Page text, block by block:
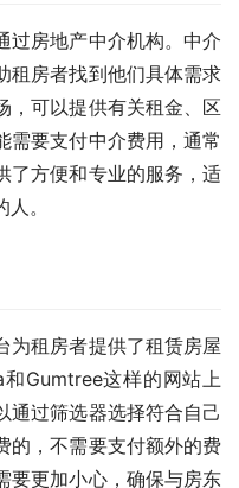
过房地产中介机构。中介
租房者找到他们具体需求
，可以提供有关租金、区
需要支付中介费用，通常
了方便和专业的服务，适
。
为租房者提供了租赁房屋
Gumtree这样的网站上
通过筛选器选择符合自己
的，不需要支付额外的费
要更加小心，确保与房东